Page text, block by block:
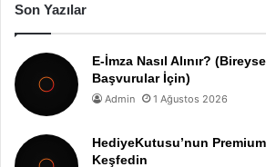
Son Yazılar
E-İmza Nasıl Alınır?
Başvurular İçin)
Admin 1 Ağustos 2026
HediyeKutusu’nun
Keşfedin